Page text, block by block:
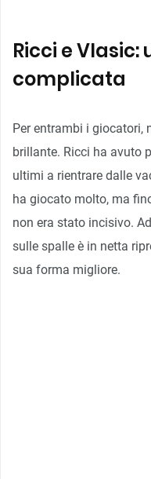
Ricci e
complicata
Per entrambi i giocatori,
brillante. Ricci ha avuto
ultimi a rientrare dalle
ha giocato molto, ma
non era stato incisivo.
sulle spalle è in netta
sua forma migliore.